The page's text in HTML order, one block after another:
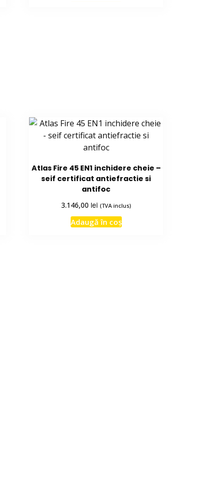
Atlas Fire 45 EN1 inchidere cheie –
seif certificat antiefractie si
antifoc
3.146,00 lei (TVA inclus)
Adaugă în coș